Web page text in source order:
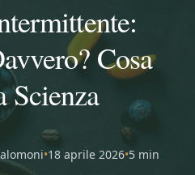
Cosa
Scienza
•18 aprile 2026•5 min